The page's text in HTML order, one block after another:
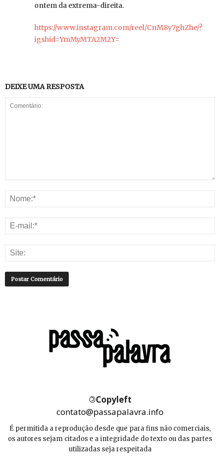
ontem da extrema-direita.
https://www.instagram.com/reel/CnM8y7ghZhe/?
igshid=YmMyMTA2M2Y=
DEIXE UMA RESPOSTA
©Copyleft
contato@passapalavra.info
É permitida a reprodução desde que para fins não comerciais,
os autores sejam citados e a integridade do texto ou das partes
utilizadas seja respeitada